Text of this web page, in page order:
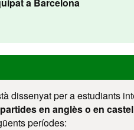
dissenyat per a estudiants
en anglès o en
períodes: